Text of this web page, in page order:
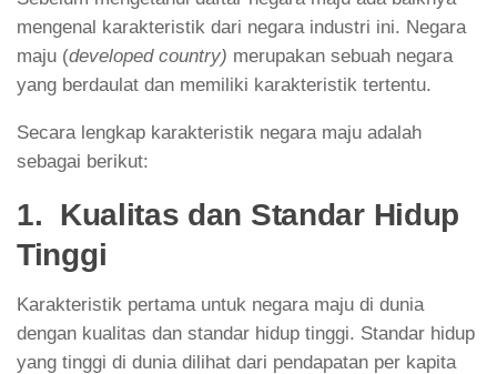
mengenal karakteristik dari negara industri ini. Negara
maju (developed country) merupakan sebuah negara
yang berdaulat dan memiliki karakteristik tertentu.
Secara lengkap karakteristik negara maju adalah
sebagai berikut:
1. Kualitas dan Standar Hidup
Tinggi
Karakteristik pertama untuk negara maju di dunia
dengan kualitas dan standar hidup tinggi. Standar hidup
yang tinggi di dunia dilihat dari pendapatan per kapita